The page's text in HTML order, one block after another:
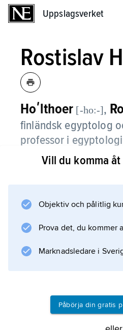
Uppslagsverket
Rostislav
Hoʹlthoer [-ho:-],
finländsk egyptolog
professor i
universitet 1980–96.
arbeten kan nämnas
(1977) och avsnittet om
(Bonniers Världshistoria 2
Information om
Vill du komma
Objektiv och pålitlig
Prova det, du kommer
Marknadsledare i
Påbörja din gratis